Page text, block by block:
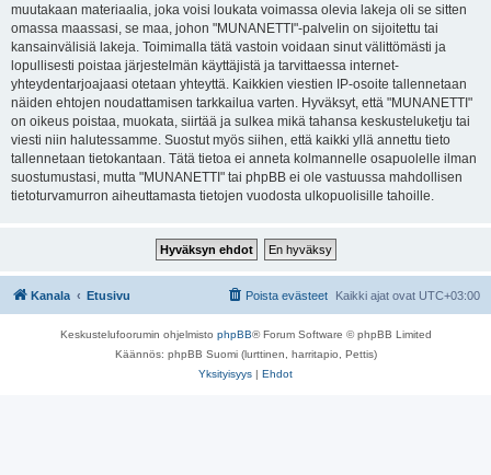
muutakaan materiaalia, joka voisi loukata voimassa olevia lakeja oli se sitten
omassa maassasi, se maa, johon "MUNANETTI"-palvelin on sijoitettu tai
kansainvälisiä lakeja. Toimimalla tätä vastoin voidaan sinut välittömästi ja
lopullisesti poistaa järjestelmän käyttäjistä ja tarvittaessa internet-
yhteydentarjoajaasi otetaan yhteyttä. Kaikkien viestien IP-osoite tallennetaan
näiden ehtojen noudattamisen tarkkailua varten. Hyväksyt, että "MUNANETTI"
on oikeus poistaa, muokata, siirtää ja sulkea mikä tahansa keskusteluketju tai
viesti niin halutessamme. Suostut myös siihen, että kaikki yllä annettu tieto
tallennetaan tietokantaan. Tätä tietoa ei anneta kolmannelle osapuolelle ilman
suostumustasi, mutta "MUNANETTI" tai phpBB ei ole vastuussa mahdollisen
tietoturvamurron aiheuttamasta tietojen vuodosta ulkopuolisille tahoille.
Kanala Etusivu Kaikki ajat ovat UTC+03:00
Poista evästeet
Keskustelufoorumin ohjelmisto phpBB® Forum Software © phpBB Limited
Käännös: phpBB Suomi (lurttinen, harritapio, Pettis)
Yksityisyys | Ehdot